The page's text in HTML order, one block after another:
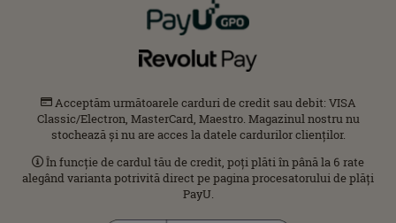
Acceptăm următoarele carduri de credit sau debit: VISA
Classic/Electron, MasterCard, Maestro. Magazinul nostru nu
stochează și nu are acces la datele cardurilor clienților.
În funcție de cardul tău de credit, poți plăti în până la 6 rate
alegând varianta potrivită direct pe pagina procesatorului de plăți
PayU.